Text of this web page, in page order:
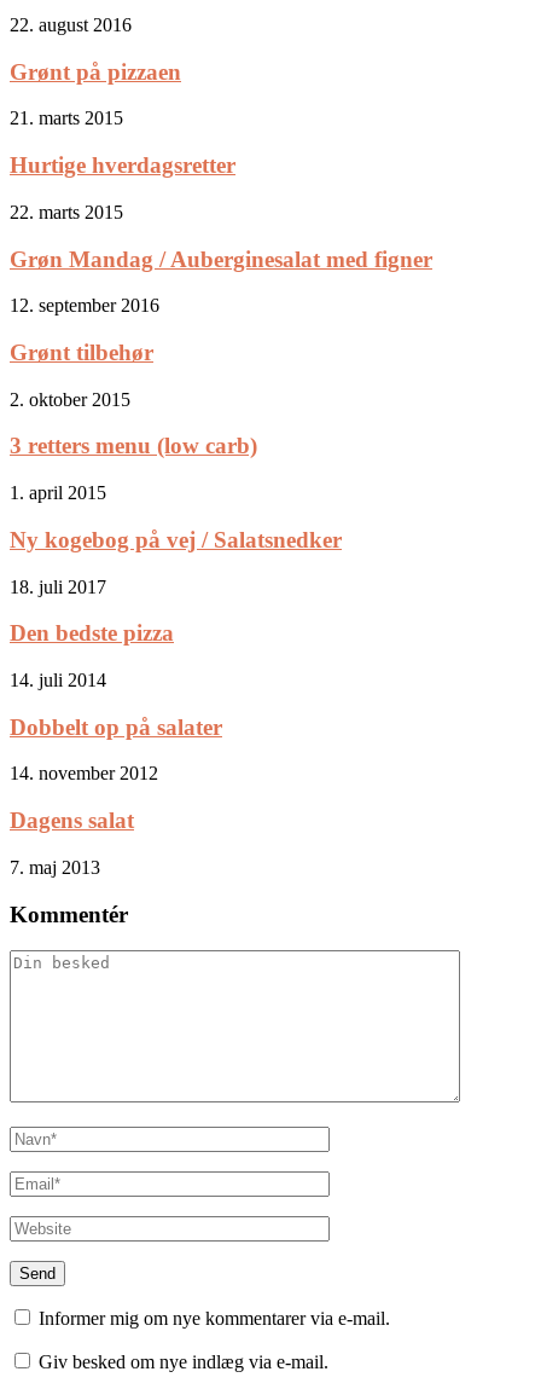
22. august 2016
Grønt på pizzaen
21. marts 2015
Hurtige hverdagsretter
22. marts 2015
Grøn Mandag / Auberginesalat med figner
12. september 2016
Grønt tilbehør
2. oktober 2015
3 retters menu (low carb)
1. april 2015
Ny kogebog på vej / Salatsnedker
18. juli 2017
Den bedste pizza
14. juli 2014
Dobbelt op på salater
14. november 2012
Dagens salat
7. maj 2013
Kommentér
Informer mig om nye kommentarer via e-mail.
Giv besked om nye indlæg via e-mail.